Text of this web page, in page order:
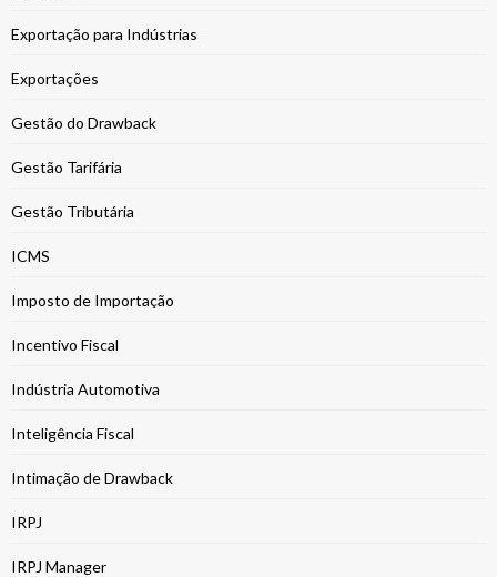
Exportação para Indústrias
Exportações
Gestão do Drawback
Gestão Tarifária
Gestão Tributária
ICMS
Imposto de Importação
Incentivo Fiscal
Indústria Automotiva
Inteligência Fiscal
Intimação de Drawback
IRPJ
IRPJ Manager